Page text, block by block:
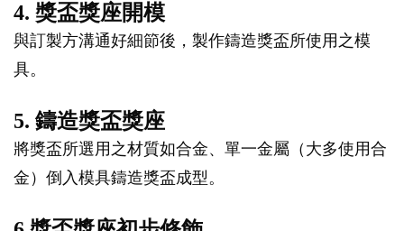
4. 獎盃獎座開模
與訂製方溝通好細節後，製作鑄造獎盃所使用之模
具。
5. 鑄造獎盃獎座
將獎盃所選用之材質如合金、單一金屬（大多使用合
金）倒入模具鑄造獎盃成型。